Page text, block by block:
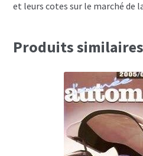
et leurs cotes sur le marché de
Produits similaires